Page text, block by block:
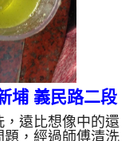
埔 義民路二段
遠比想像中的還
，經過師傅清洗